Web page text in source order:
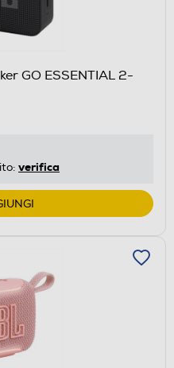
GO ESSENTIAL 2-
verifica